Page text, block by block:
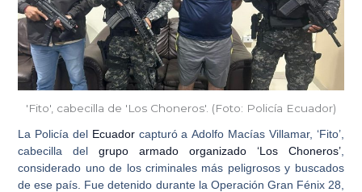
'Fito', cabecilla de 'Los Choneros'. (Foto: Policía Ecuador)
La Policía del Ecuadorcapturó aAdolfo Macías Villamar, ‘Fito’,
cabecilla delgrupo armado organizado ‘Los Choneros’,
considerado uno de los criminales más peligrosos y buscados
de ese país. Fue detenido durante la Operación Gran Fénix 28,